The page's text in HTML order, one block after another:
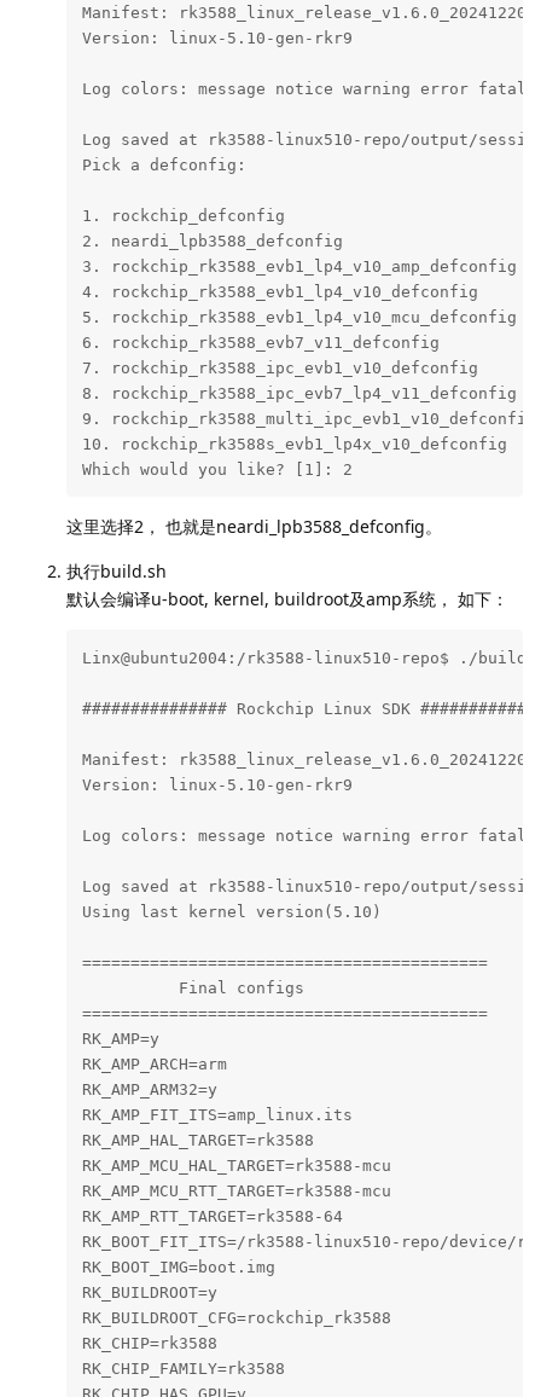
首先安装编译环境， 请参考环境搭建。此文档只讨论如何编译AMP
系统。 在SDK根目录下面， 按照如下步骤：
选择目标设备
Linx@ubuntu2004:/rk3588-linux510-repo$ ./
Manifest:
Version: linux-5.10-gen-rkr9
Log colors: message notice warning error fatal
Log saved at rk3588-linux510-repo/output/
Pick a defconfig:
1. rockchip_defconfig
2. neardi_lpb3588_defconfig
4. rockchip_rk3588_evb1_lp4_v10_defconfig
6. rockchip_rk3588_evb7_v11_defconfig
7. rockchip_rk3588_ipc_evb1_v10_defconfig
9. rockchip_rk3588_multi_ipc_evb1_v10_defconfig
Which would you like? [1]: 2
这里选择2， 也就是neardi_lpb3588_defconfig。
默认会编译u-boot, kernel, buildroot及amp系统， 如下：
Linx@ubuntu2004:/rk3588-linux510-repo$ ./
Manifest:
Log colors: message notice warning error fatal
Log saved at rk3588-linux510-repo/output/
Using last kernel version(5.10)
==========================================
          Final configs
==========================================
RK_AMP=y
RK_AMP_ARCH=arm
RK_AMP_ARM32=y
RK_AMP_FIT_ITS=amp_linux.its
RK_AMP_HAL_TARGET=rk3588